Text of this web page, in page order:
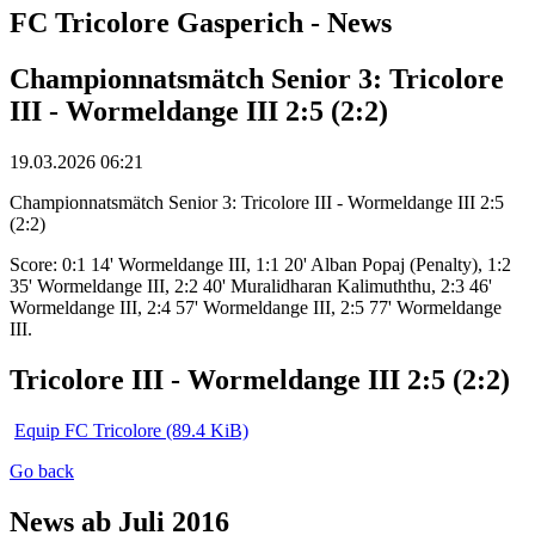
FC Tricolore Gasperich - News
Championnatsmätch Senior 3: Tricolore
III - Wormeldange III 2:5 (2:2)
19.03.2026 06:21
Championnatsmätch Senior 3: Tricolore III - Wormeldange III 2:5
(2:2)
Score: 0:1 14' Wormeldange III, 1:1 20' Alban Popaj (Penalty), 1:2
35' Wormeldange III, 2:2 40' Muralidharan Kalimuththu, 2:3 46'
Wormeldange III, 2:4 57' Wormeldange III, 2:5 77' Wormeldange
III.
Tricolore III - Wormeldange III 2:5 (2:2)
Equip FC Tricolore (89.4 KiB)
Go back
News ab Juli 2016